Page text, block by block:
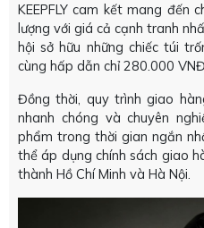
KEEPFLY cam kết mang đến
lượng với giá cả cạnh tranh
hội sở hữu những chiếc túi
cùng hấp dẫn chỉ 280.000
Đồng thời, quy trình giao
nhanh chóng và chuyên
phẩm trong thời gian ngắn
thể áp dụng chính sách giao
thành Hồ Chí Minh và Hà Nội.